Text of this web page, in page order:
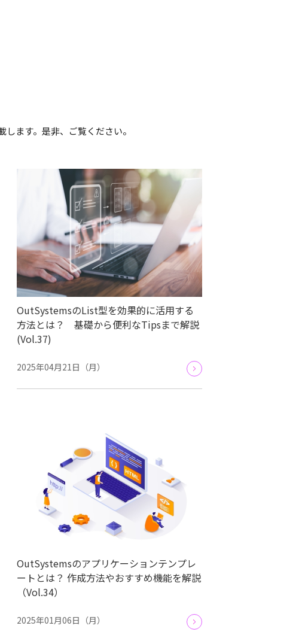
ます。是非、ご覧ください。
OutSystemsのList型を効果的に活用する
方法とは？ 基礎から便利なTipsまで解説
(Vol.37)
2025年04月21日（月）
OutSystemsのアプリケーションテンプレ
ートとは？ 作成方法やおすすめ機能を解説
（Vol.34）
2025年01月06日（月）